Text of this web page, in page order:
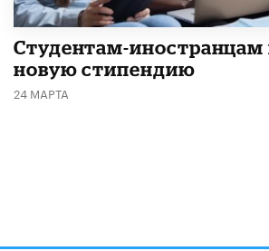
Студентам-иностранцам
новую стипендию
24 МАРТА